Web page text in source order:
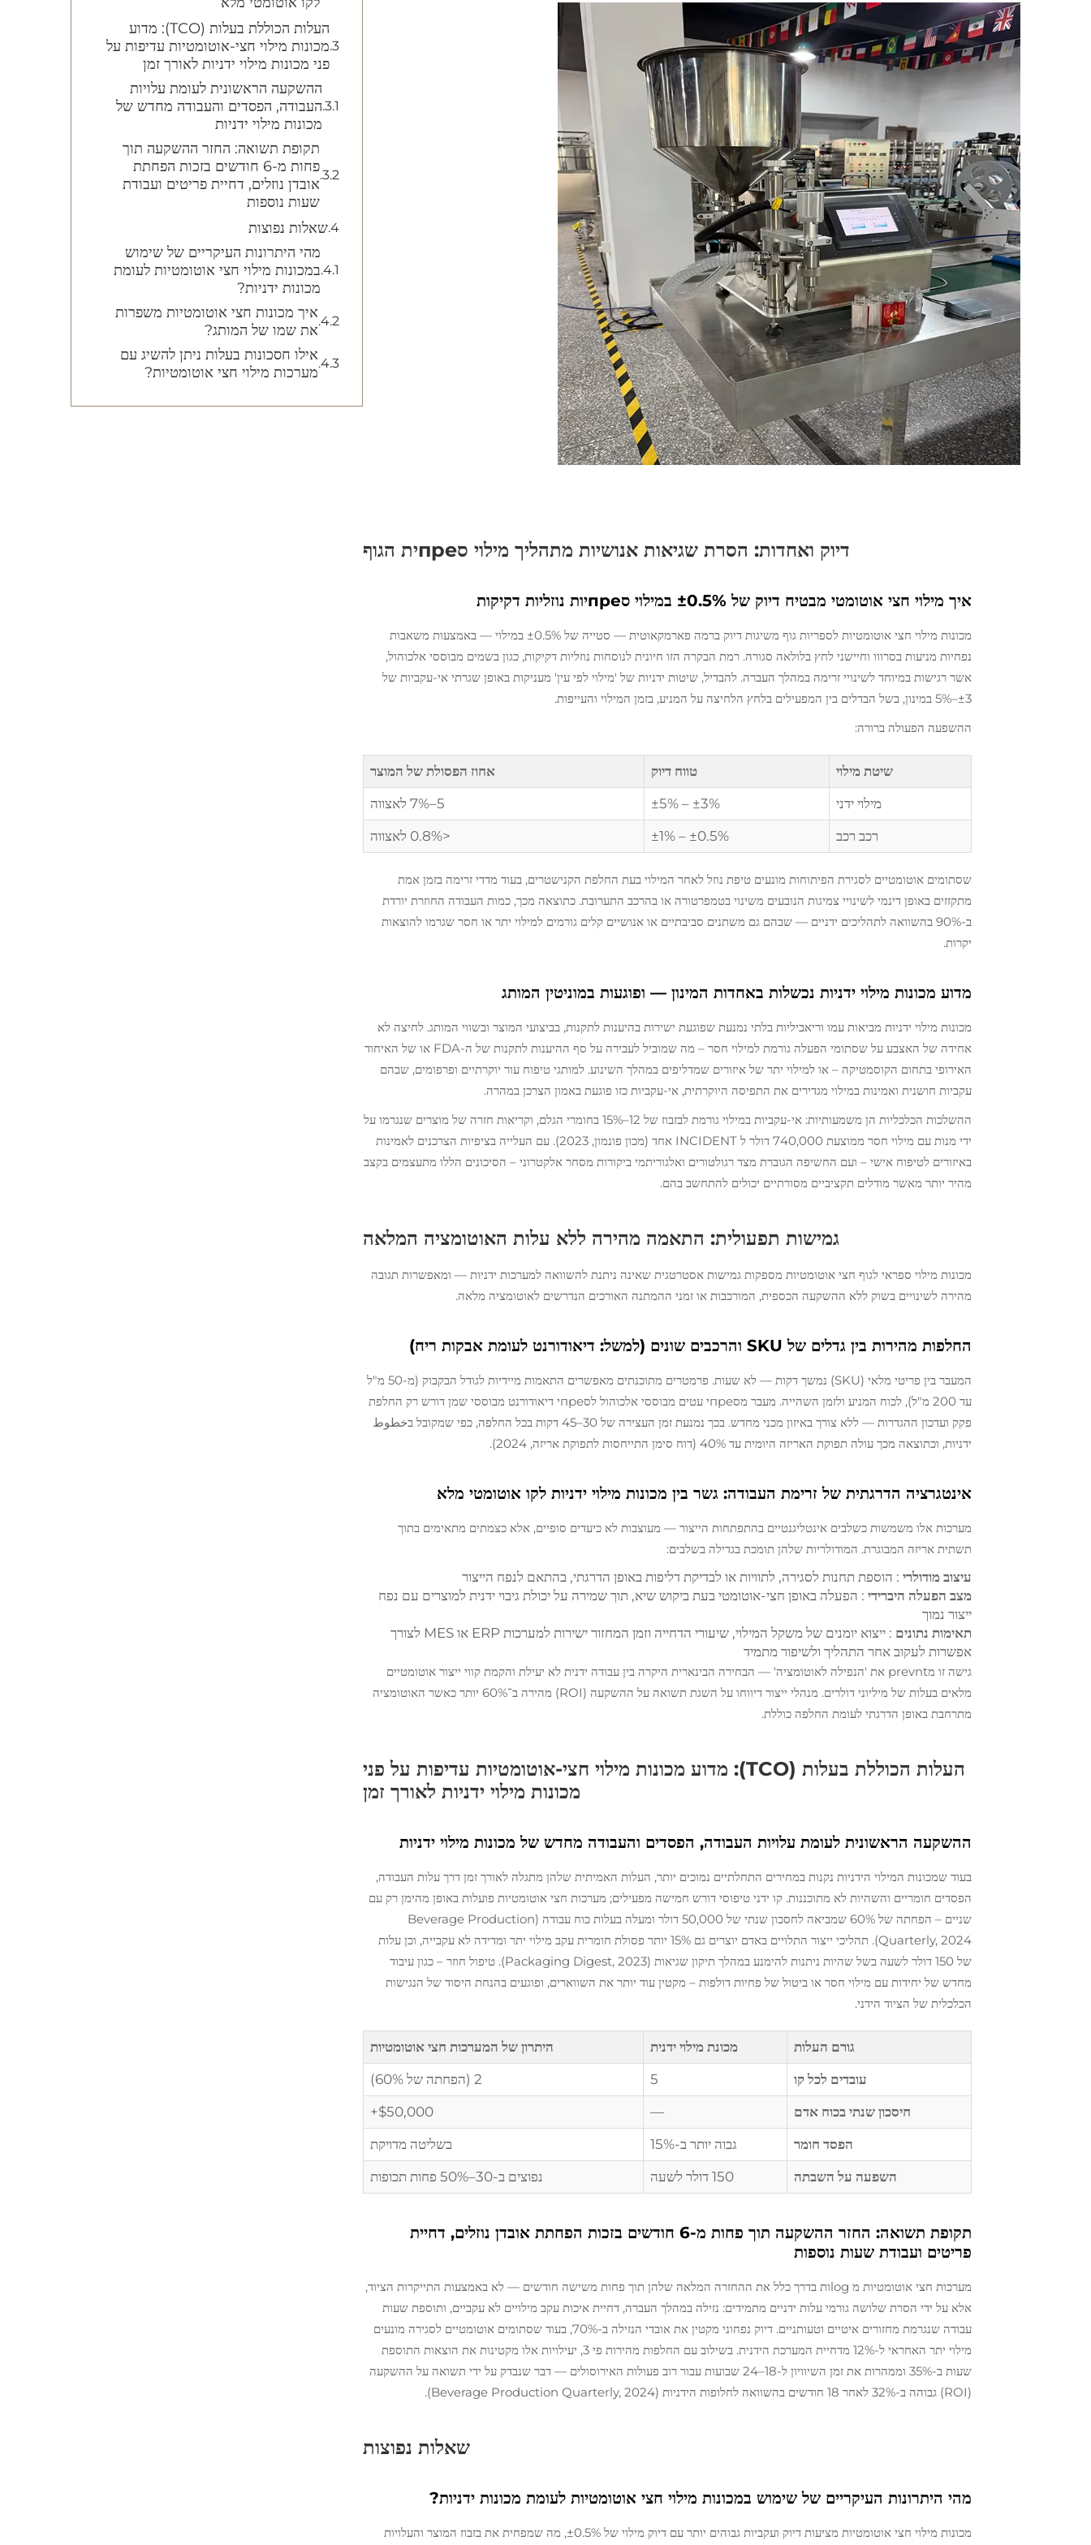
דיוק ואחדות: הסרת שגיאות אנושיות מתהליך מילוי סпреית הגוף
איך מילוי חצי אוטומטי מבטיח דיוק של ±0.5% במילוי סпреיות נוזליות דקיקות
מכונות מילוי חצי אוטומטיות לספריות גוף משיגות דיוק ברמה פארמקאוטית — סטייה של ±0.5% במילוי — באמצעות משאבות
נפחיות מניעות בסרווו וחיישני לחץ בלולאה סגורה. רמת הבקרה הזו חיונית לנוסחות נוזליות דקיקות, כגון בשמים מבוססי אלכוהול,
אשר רגישות במיוחד לשינויי זרימה במהלך העברה. להבדיל, שיטות ידניות של 'מילוי לפי עין' מעניקות באופן שגרתי אי-עקביות של
±3–5% במינון, בשל הבדלים בין המפעילים בלחץ הלחיצה על המניע, בזמן המילוי והעייפות.
ההשפעה הפעולה ברורה:
שיטת מילוי טווח דיוק
אחוז הפסולת של המוצר
מילוי ידני
±3% – ±5%
5–7% לאצווה
רכב רכב
±0.5% – ±1% <0.8% לאצווה
שסתומים אוטומטיים לסגירת הפיתוחות מונעים טיפת נוזל לאחר המילוי בעת החלפת הקנישטרים, בעוד מדדי זרימה בזמן אמת
מתקזזים באופן דינמי לשינויי צמיגות הנובעים משינוי בטמפרטורה או בהרכב התערובת. כתוצאה מכך, כמות העבודה החוזרת יורדת
ב-90% בהשוואה לתהליכים ידניים — שבהם גם משתנים סביבתיים או אנושיים קלים גורמים למילוי יתר או חסר שגרמו להוצאות
יקרות.
מדוע מכונות מילוי ידניות נכשלות באחדות המינון — ופוגעות במוניטין המותג
מכונות מילוי ידניות מביאות עמו וריאביליות בלתי נמנעת שפוגעת ישירות בהיענות לתקנות, בביצועי המוצר ובשווי המותג. לחיצה לא
אחידה של האצבע על שסתומי הפעלה גורמת למילוי חסר – מה שמוביל לעבירה על סף ההיענות לתקנות של ה-FDA או של האיחוד
האירופי בתחום הקוסמטיקה – או למילוי יתר של איזורים שמדליפים במהלך השינוע. למותגי טיפוח עור יוקרתיים ופרפומים, שבהם
עקביות חושנית ואמינות במילוי מגדירים את התפיסה היוקרתית, אי-עקביות כזו פוגעת באמון הצרכן במהרה.
ההשלכות הכלכליות הן משמעותיות: אי-עקביות במילוי גורמת לבזבוז של 12–15% בחומרי הגלם, וקריאות חזרה של מוצרים שנגרמו על
ידי מנות עם מילוי חסר ממוצעת 740,000 דולר ל INCIDENT אחד (מכון פונמון, 2023). עם העלייה בציפיות הצרכנים לאמינות
באיזורים לטיפוח אישי – ועם החשיפה הגוברת מצד רגולטורים ואלגוריתמי ביקורות מסחר אלקטרוני – הסיכונים הללו מתעצמים בקצב
מהיר יותר מאשר מודלים תקציביים מסורתיים יכולים להתחשב בהם.
גמישות תפעולית: התאמה מהירה ללא עלות האוטומציה המלאה
מכונות מילוי ספראי לגוף חצי אוטומטיות מספקות גמישות אסטרטגית שאינה ניתנת להשוואה למערכות ידניות — ומאפשרות תגובה
מהירה לשינויים בשוק ללא ההשקעה הכספית, המורכבות או זמני ההמתנה האורכים הנדרשים לאוטומציה מלאה.
החלפות מהירות בין גדלים של SKU והרכבים שונים (למשל: דיאודורנט לעומת אבקות ריח)
המעבר בין פריטי מלאי (SKU) נמשך דקות — לא שעות. פרמטרים מתוכנתים מאפשרים התאמות מיידיות לגודל הבקבוק (מ-50 מ"ל
עד 200 מ"ל), לכוח המניע ולזמן השהייה. מעבר מסпреי עטים מבוססי אלכוהול לסпреי דיאודורנט מבוססי שמן דורש רק החלפת
פקק ועדכון ההגדרות — ללא צורך באיזון מכני מחדש. בכך נמנעת זמן העצירה של 30–45 דקות בכל החלפה, כפי שמקובל בخطوط
ידניות, וכתוצאה מכך עולה תפוקת האריזה היומית עד 40% (דוח סימן התייחסות לתפוקת אריזה, 2024).
אינטגרציה הדרגתית של זרימת העבודה: גשר בין מכונות מילוי ידניות לקו אוטומטי מלא
מערכות אלו משמשות כשלבים אינטליגנטיים בהתפתחות הייצור — מעוצבות לא כיעדים סופיים, אלא כצמתים מתאימים בתוך
תשתית אריזה המבוגרת. המודולריות שלהן תומכת בגדילה בשלבים:
עיצוב מודולרי : הוספת תחנות לסגירה, לתוויות או לבדיקת דליפות באופן הדרגתי, בהתאם לנפח הייצור
מצב הפעלה היברידי : הפעלה באופן חצי-אוטומטי בעת ביקוש שיא, תוך שמירה על יכולת גיבוי ידנית למוצרים עם נפח
ייצור נמוך
תאימות נתונים
: ייצוא יומנים של משקל המילוי, שיעורי הדחייה וזמן המחזור ישירות למערכות ERP או MES לצורך
אפשרות לעקוב אחר התהליך ולשיפור מתמיד
גישה זו מprevnt את 'הנפילה לאוטומציה' — הבחירה הבינארית היקרה בין עבודה ידנית לא יעילת והקמת קווי ייצור אוטומטיים
מלאים בעלות של מיליוני דולרים. מנהלי ייצור דיווחו על השגת תשואה על ההשקעה (ROI) מהירה ב־60% יותר כאשר האוטומציה
מתרחבת באופן הדרגתי לעומת החלפה כוללת.
העלות הכוללת בעלות (TCO): מדוע מכונות מילוי חצי-אוטומטיות עדיפות על פני
מכונות מילוי ידניות לאורך זמן
ההשקעה הראשונית לעומת עלויות העבודה, הפסדים והעבודה מחדש של מכונות מילוי ידניות
בעוד שמכונות המילוי הידניות נקנות במחירים התחלתיים נמוכים יותר, העלות האמיתית שלהן מתגלה לאורך זמן דרך עלות העבודה,
הפסדים חומריים והשהיות לא מתוכננות. קו ידני טיפוסי דורש חמישה מפעילים; מערכות חצי אוטומטיות פועלות באופן מהימן רק עם
שניים – הפחתה של 60% שמביאה לחסכון שנתי של 50,000 דולר ומעלה בעלות כוח עבודה (Beverage Production
Quarterly, 2024). תהליכי ייצור התלויים באדם יוצרים גם 15% יותר פסולת חומרית עקב מילוי יתר ומדידה לא עקבייה, וכן עלות
של 150 דולר לשעה בשל שהיות ניתנות להימנע במהלך תיקון שגיאות (Packaging Digest, 2023). טיפול חוזר – כגון עיבוד
מחדש של יחידות עם מילוי חסר או ביטול של פחיות דולפות – מקטין עוד יותר את השווארים, ופוגעים בהנחת היסוד של הנגישות
הכלכלית של הציוד הידני.
גורם העלות מכונת מילוי ידנית
היתרון של המערכות חצי אוטומטיות
עובדים לכל קו
5
2 (הפחתה של 60%)
חיסכון שנתי בכוח אדם
—
$50,000+
הפסד חומר
גבוה יותר ב-15%
בשליטה מדויקת
השפעה על השבתה
150 דולר לשעה נפוצים ב-30–50% פחות תכופות
תקופת תשואה: החזר ההשקעה תוך פחות מ-6 חודשים בזכות הפחתת אובדן נוזלים, דחיית
פריטים ועבודת שעות נוספות
מערכות חצי אוטומטיות מ logות בדרך כלל את ההחזרה המלאה שלהן תוך פחות משישה חודשים — לא באמצעות התייקרות הציוד,
אלא על ידי הסרת שלושה גורמי עלות ידניים מתמידים: נזילה במהלך העברה, דחיית איכות עקב מילויים לא עקביים, ותוספת שעות
עבודה שנגרמת מחזורים איטיים וטעותניים. דיוק נפחוני מקטין את אובדי הנזילה ב-70%, בעוד שסתומים אוטומטיים לסגירה מונעים
מילוי יתר האחראי ל-12% מדחיית המערכת הידנית. בשילוב עם החלפות מהירות פי 3, יעילויות אלו מקטינות את הוצאות התוספת
שעות ב-35% וממהרות את זמן השיוויון ל-18–24 שבועות עבור רוב פעולות האירוסולים — דבר שנבדק על ידי תשואה על ההשקעה
(ROI) גבוהה ב-32% לאחר 18 חודשים בהשוואה לחלופות הידניות (Beverage Production Quarterly, 2024).
שאלות נפוצות
מהי היתרונות העיקריים של שימוש במכונות מילוי חצי אוטומטיות לעומת מכונות ידניות?
מכונות מילוי חצי אוטומטיות מציעות דיוק ועקביות גבוהים יותר עם דיוק מילוי של ±0.5%, מה שמפחית את בזבוז המוצר והעלויות
העלות הכוללת בעלות (TCO): מדוע
מכונות מילוי חצי-אוטומטיות עדיפות על
פני מכונות מילוי ידניות לאורך זמן
ההשקעה הראשונית לעומת עלויות
העבודה, הפסדים והעבודה מחדש של
מכונות מילוי ידניות
תקופת תשואה: החזר ההשקעה תוך
פחות מ-6 חודשים בזכות הפחתת
אובדן נוזלים, דחיית פריטים ועבודת
שעות נוספות
שאלות נפוצות
מהי היתרונות העיקריים של שימוש
במכונות מילוי חצי אוטומטיות לעומת
מכונות ידניות?
איך מכונות חצי אוטומטיות משפרות
את שמו של המותג?
אילו חסכונות בעלות ניתן להשיג עם
מערכות מילוי חצי אוטומטיות?